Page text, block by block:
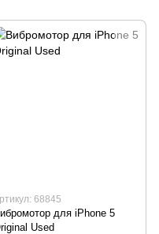
68845
для iPhone 5
Used